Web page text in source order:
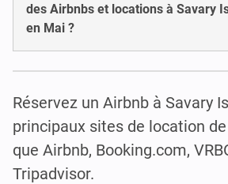
des Airbnbs et locations à Savary
en Mai ?
Réservez un Airbnb à Savary
principaux sites de location
que Airbnb, Booking.com,
Tripadvisor.